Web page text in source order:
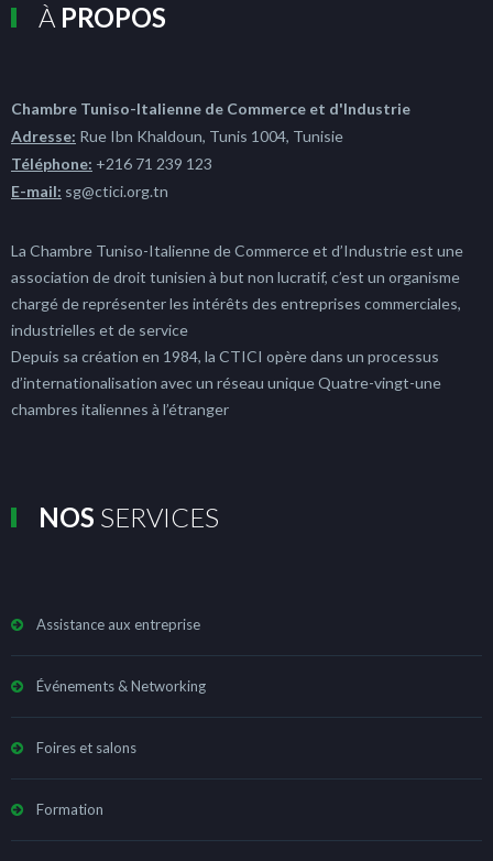
À PROPOS
Chambre Tuniso-Italienne de Commerce et d'Industrie
Adresse: Rue Ibn Khaldoun, Tunis 1004, Tunisie
Téléphone: +216 71 239 123
E-mail: sg@ctici.org.tn
La Chambre Tuniso-Italienne de Commerce et d’Industrie est une
association de droit tunisien à but non lucratif, c’est un organisme
chargé de représenter les intérêts des entreprises commerciales,
industrielles et de service
Depuis sa création en 1984, la CTICI opère dans un processus
d’internationalisation avec un réseau unique Quatre-vingt-une
chambres italiennes à l’étranger
NOS SERVICES
Assistance aux entreprise
Événements & Networking
Foires et salons
Formation